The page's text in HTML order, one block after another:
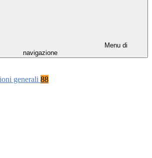
Menu di
navigazione
generali 88